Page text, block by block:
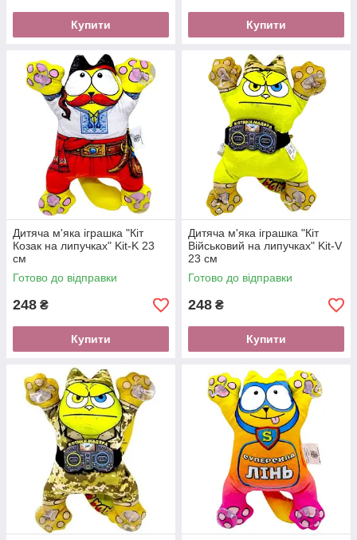
Купити Купити
Дитяча м'яка іграшка "Кіт
Козак на липучках" Kit-K 23
см
Готово до відправки
248 ₴
Купити
Дитяча м'яка іграшка "Кіт
Військовий на липучках" Kit-V
23 см
Готово до відправки
248 ₴
Купити